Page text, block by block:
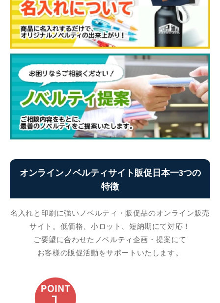
オンラインノベルティサイト販促日本一3つの
特徴
名入れと印刷に強いノベルティ・販促品のオンライン販売
サイト。低価格、小ロット、短納期にて対応！
ご要望に合わせたノベルティ企画・提案にて
お客様の販促活動をサポートいたします。